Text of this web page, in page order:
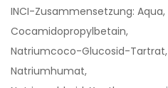
INCI-Zusammensetzung:
Cocamidopropylbetain,
Natriumcoco-Glucosid-
Natriumhumat,